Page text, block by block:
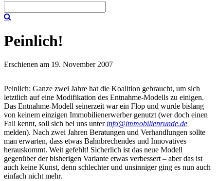
Peinlich!
Erschienen am 19. November 2007
Peinlich: Ganze zwei Jahre hat die Koalition gebraucht, um sich
letztlich auf eine Modifikation des Entnahme-Modells zu einigen.
Das Entnahme-Modell seinerzeit war ein Flop und wurde bislang
von keinem einzigen Immobilienerwerber genutzt (wer doch einen
Fall kennt, soll sich bei uns unter info@immobilienrunde.de
melden). Nach zwei Jahren Beratungen und Verhandlungen sollte
man erwarten, dass etwas Bahnbrechendes und Innovatives
herauskommt. Weit gefehlt! Sicherlich ist das neue Modell
gegenüber der bisherigen Variante etwas verbessert – aber das ist
auch keine Kunst, denn schlechter und unsinniger ging es nun auch
einfach nicht mehr.